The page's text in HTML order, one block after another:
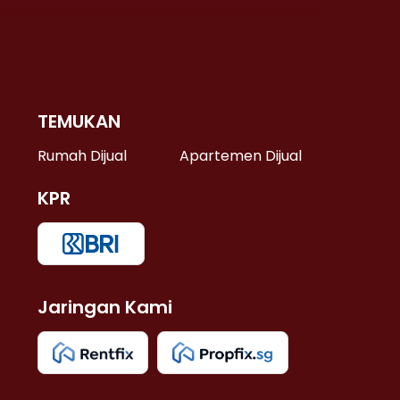
TEMUKAN
Rumah Dijual Apartemen Dijual
KPR
Jaringan Kami